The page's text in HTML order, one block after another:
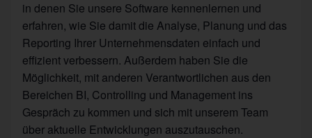
in denen Sie unsere Software kennenlernen und
erfahren, wie Sie damit die Analyse, Planung und das
Reporting Ihrer Unternehmensdaten einfach und
effizient verbessern. Außerdem haben Sie die
Möglichkeit, mit anderen Verantwortlichen aus den
Bereichen BI, Controlling und Management ins
Gespräch zu kommen und sich mit unserem Team
über aktuelle Entwicklungen auszutauschen.